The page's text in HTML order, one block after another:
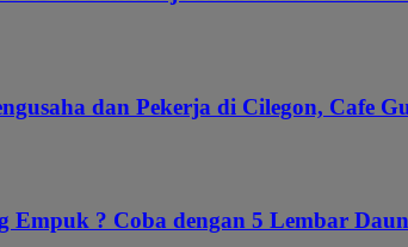
dan Pekerja di Cilegon, Cafe
Empuk ? Coba dengan 5 Lembar